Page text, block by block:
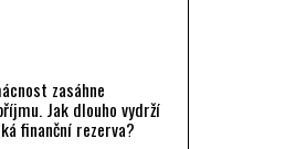
zasáhne
Jak dlouho vydrží
finanční rezerva?